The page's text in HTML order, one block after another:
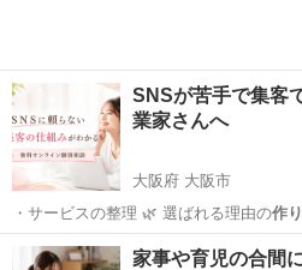
SNSが苦手で集客
業家さんへ
大阪府 大阪市
・サービスの整理 🌿 選ばれる理由の作
わせてお伝え…
大阪 大阪市 セミナー 集客
家事や育児の合間